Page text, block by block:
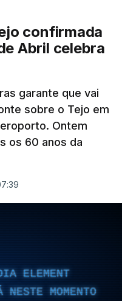
confirmada
Abril celebra
garante que vai
sobre o Tejo em
Ontem
os 60 anos da
ELEMENT
NESTE MOMENTO